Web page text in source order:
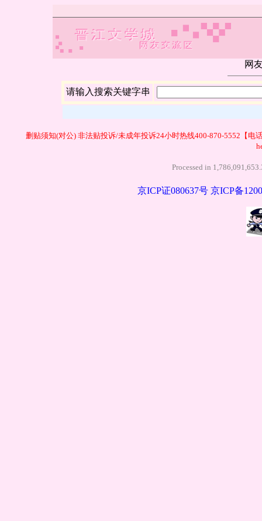
网
请输入搜索关键字串
删贴须知(对公)非法贴投诉/未成年投诉24小时热线400-870-5552【电
Processed in
京ICP证080637号 京ICP备